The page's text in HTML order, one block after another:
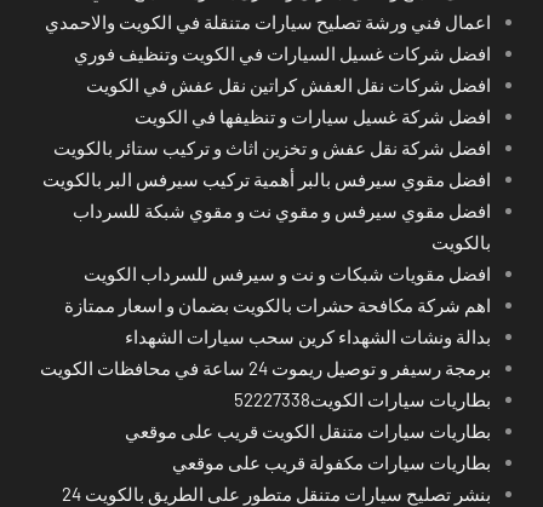
اعمال فني ورشة تصليح سيارات متنقلة في الكويت والاحمدي
افضل شركات غسيل السيارات في الكويت وتنظيف فوري
افضل شركات نقل العفش كراتين نقل عفش في الكويت
افضل شركة غسيل سيارات و تنظيفها في الكويت
افضل شركة نقل عفش و تخزين اثاث و تركيب ستائر بالكويت
افضل مقوي سيرفس بالبر أهمية تركيب سيرفس البر بالكويت
افضل مقوي سيرفس و مقوي نت و مقوي شبكة للسرداب
بالكويت
افضل مقويات شبكات و نت و سيرفس للسرداب الكويت
اهم شركة مكافحة حشرات بالكويت بضمان و اسعار ممتازة
بدالة ونشات الشهداء كرين سحب سيارات الشهداء
برمجة رسيفر و توصيل ريموت 24 ساعة في محافظات الكويت
بطاريات سيارات الكويت52227338
بطاريات سيارات متنقل الكويت قريب على موقعي
بطاريات سيارات مكفولة قريب على موقعي
بنشر تصليح سيارات متنقل متطور على الطريق بالكويت 24